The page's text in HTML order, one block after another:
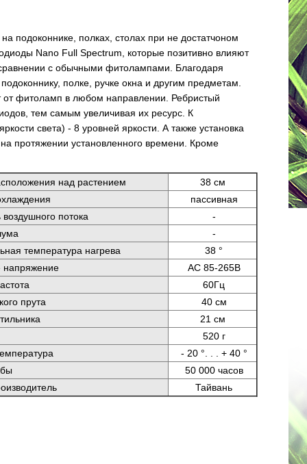
подоконнике, полках, столах при не достатчоном
Nano Full Spectrum, которые позитивно влияют
с обычными фитолампами. Благодаря
полке, ручке окна и другим предметам.
от фитоламп в любом направлении. Ребристый
тем самым увеличивая их ресурс. К
света) - 8 уровней яркости. А также установка
протяжении установленного времени. Кроме
над растением
38 см
пассивная
потока
-
-
температура нагрева
38 °
AC 85-265В
60Гц
прута
40 см
21 см
520 г
- 20 °. . . + 40 °
50 000 часов
Тайвань